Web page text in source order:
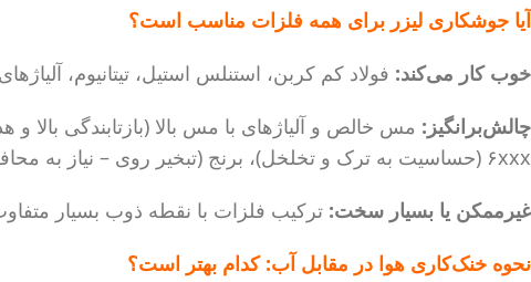
آیا جوشکاری لیزر برای همه فلزات مناسب است؟
خوب کار می‌کند: فولاد کم کربن، استنلس استیل، تیتانیوم،
چالش‌برانگیز:
۶xxx (حساسیت به ترک و تخلخل)، برنج (تبخیر روی – نیاز به محافظت).
غیرممکن یا بسیار سخت: ترکیب فلزات با نقطه ذوب بسیار
نحوه خنک‌کاری هوا در مقابل آب: کدام بهتر است؟